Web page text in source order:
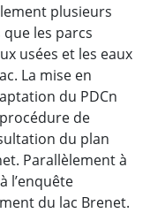
plusieurs
les parcs
usées et les eaux
La mise en
du PDCn
de
du plan
Parallèlement à
l’enquête
du lac Brenet.